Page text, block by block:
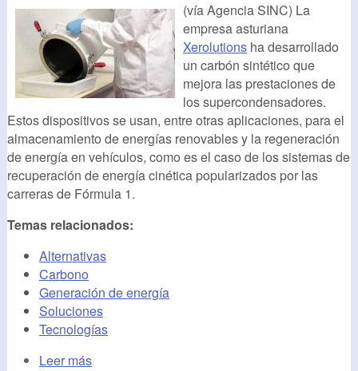
(vía Agencia SINC) La
empresa asturiana
Xerolutions ha desarrollado
un carbón sintético que
mejora las prestaciones de
los supercondensadores.
Estos dispositivos se usan, entre otras aplicaciones, para el
almacenamiento de energías renovables y la regeneración
de energía en vehículos, como es el caso de los sistemas de
recuperación de energía cinética popularizados por las
carreras de Fórmula 1.
Temas relacionados:
Alternativas
Carbono
Generación de energía
Soluciones
Tecnologías
Leer más